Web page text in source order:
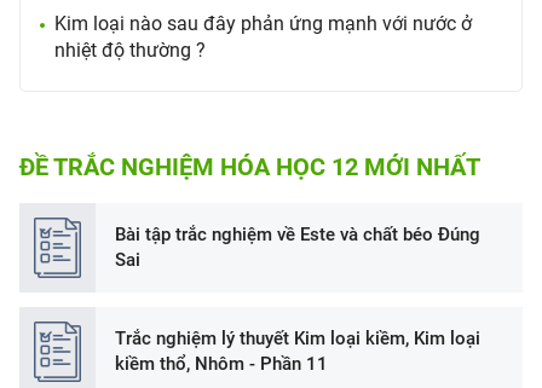
Kim loại nào sau đây phản ứng mạnh với nước ở
nhiệt độ thường ?
ĐỀ TRẮC NGHIỆM HÓA HỌC 12 MỚI NHẤT
Bài tập trắc nghiệm về Este và chất béo Đúng
Sai
Trắc nghiệm lý thuyết Kim loại kiềm, Kim loại
kiềm thổ, Nhôm - Phần 11